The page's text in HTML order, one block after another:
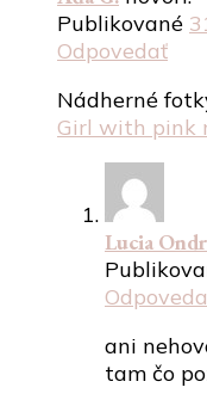
Publikované
Odpovedať
Nádherné
Girl with pink
Lucia
ani
tam čo